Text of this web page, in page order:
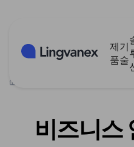
제
품
기
술
비즈니스